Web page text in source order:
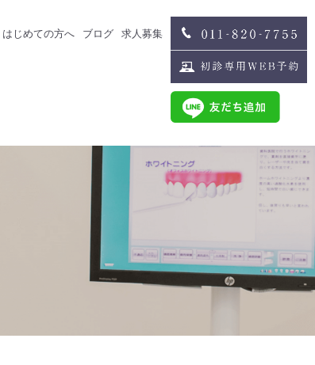
はじめての方へ ブログ 求人募集
歯科衛生士募集
スタッフインタビュー